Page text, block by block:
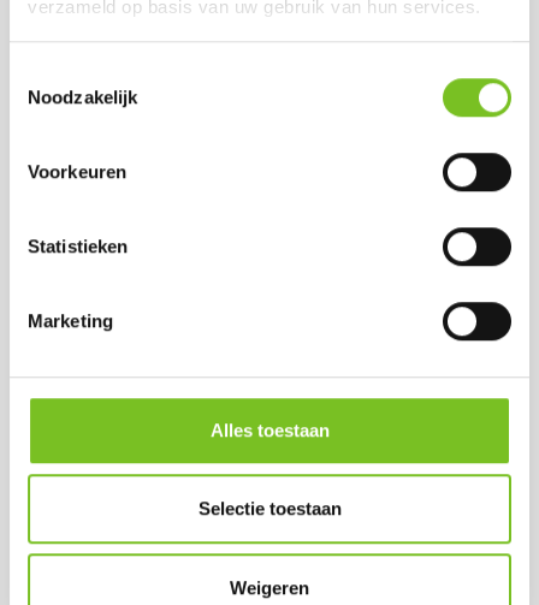
verzameld op basis van uw gebruik van hun services.
Noodzakelijk
Voorkeuren
Statistieken
Marketing
Alles toestaan
Selectie toestaan
Weigeren
(TRANSPARANT)
*REFILLS 24 H 100
Prijs per doos:
incl. BTW
Per doos € 50,15